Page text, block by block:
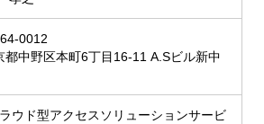
0012
都中野区本町6丁目16-11 A.Sビル新中
ラウド型アクセスソリューションサービ